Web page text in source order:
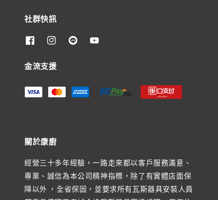
社群快訊
金流支援
關於康廚
經營三十多年經驗，一路走來都以客戶服務滿意、
專業、誠信為本公司精神指標，除了有實體店面保
障以外 ，全省保固，並要求所有瓦斯器具安裝人員